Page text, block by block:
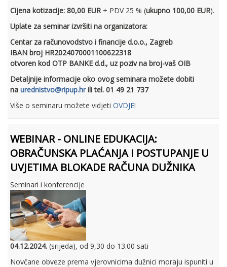
Cijena kotizacije: 80,00 EUR + PDV 25 % (ukupno 100,00 EUR).
Uplate za seminar izvršiti na organizatora:
Centar za računovodstvo i financije d.o.o., Zagreb
IBAN broj HR2024070001100622318
otvoren kod OTP BANKE d.d., uz poziv na broj-vaš OIB
Detaljnije informacije oko ovog seminara možete dobiti
na urednistvo@ripup.hrili tel. 01 49 21 737
Više o seminaru možete vidjeti OVDJE!
WEBINAR - ONLINE EDUKACIJA:
OBRAČUNSKA PLAĆANJA I POSTUPANJE U
UVJETIMA BLOKADE RAČUNA DUŽNIKA
Seminari i konferencije
04.12.2024. (srijeda), od 9,30 do 13.00 sati
Novčane obveze prema vjerovnicima dužnici moraju ispuniti u